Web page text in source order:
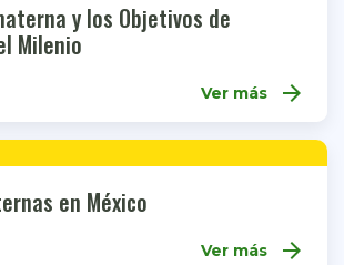
y los Objetivos de
Milenio
Ver más arrow_forward
en México
Ver más arrow_forward